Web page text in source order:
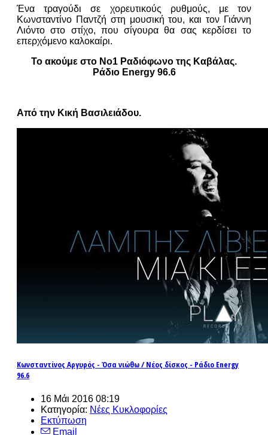
Ένα τραγούδι σε χορευτικούς ρυθμούς, με τον
Κωνσταντίνο Παντζή στη μουσική του, και τον Γιάννη
Λιόντο στο στίχο, που σίγουρα θα σας κερδίσει το
επερχόμενο καλοκαίρι.
Το ακούμε στο Νο1 Ραδιόφωνο της Καβάλας.
Ράδιο Energy 96.6
Από την Κική Βασιλειάδου.
Κωνσταντίνος Αργυρός - Όσα νιώθω / Νέος δίσκος - Ράδιο Energy
96.6
16 Μάι 2016 08:19
Κατηγορία: Νέες Κυκλοφορίες
Εκτύπωση
Email